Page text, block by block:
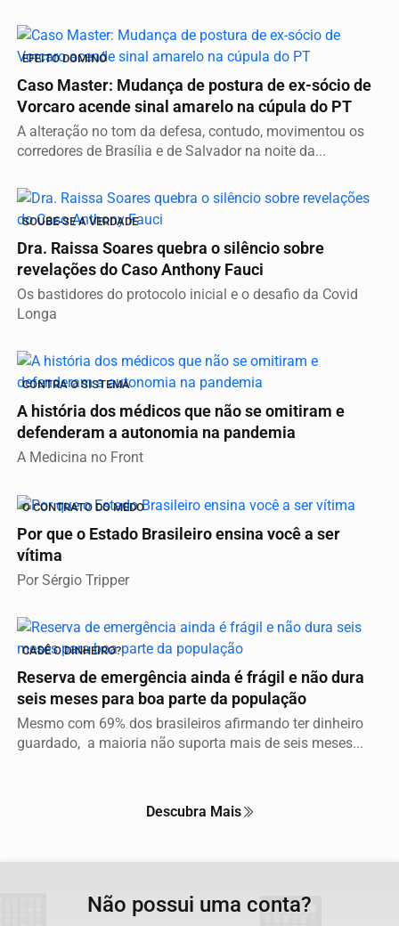
EFEITO DOMINÓ
Caso Master: Mudança de postura de ex-sócio de
Vorcaro acende sinal amarelo na cúpula do PT
A alteração no tom da defesa, contudo, movimentou os
corredores de Brasília e de Salvador na noite da...
SOUBE-SE A VERDADE
Dra. Raissa Soares quebra o silêncio sobre
revelações do Caso Anthony Fauci
Os bastidores do protocolo inicial e o desafio da Covid
Longa
CONTRA O SISTEMA
A história dos médicos que não se omitiram e
defenderam a autonomia na pandemia
A Medicina no Front
O CONTRATO DO MEDO
Por que o Estado Brasileiro ensina você a ser
vítima
Por Sérgio Tripper
CADÊ O DINHEIRO?
Reserva de emergência ainda é frágil e não dura
seis meses para boa parte da população
Mesmo com 69% dos brasileiros afirmando ter dinheiro
guardado, a maioria não suporta mais de seis meses...
Descubra Mais
Não possui uma conta?